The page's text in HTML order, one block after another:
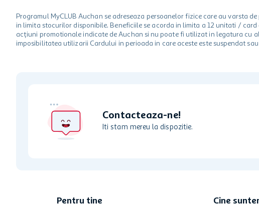
Programul MyCLUB Auchan se adreseaza persoanelor fizice care au varsta
in limita stocurilor disponibile. Beneficiile se acorda in limita a 12 unitati /
acțiuni promotionale indicate de Auchan si nu poate fi utilizat in legatura cu
imposibilitatea utilizarii Cardului in perioada in care aceste este suspendat
Contacteaza-ne!
Iti stam mereu la dispozitie.
Pentru tine Cine